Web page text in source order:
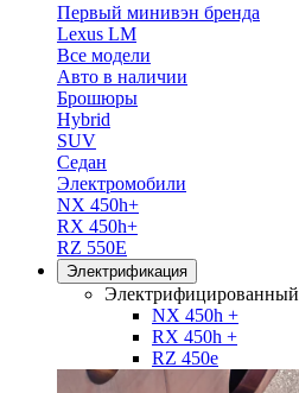
Первый минивэн бренда
Lexus LM
Все модели
Авто в наличии
Брошюры
Hybrid
SUV
Седан
Электромобили
NX 450h+
RX 450h+
RZ 550E
Электрификация
Электрифицированный
NX 450h +
RX 450h +
RZ 450e